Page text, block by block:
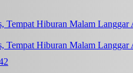
Tempat Hiburan Malam Langgar